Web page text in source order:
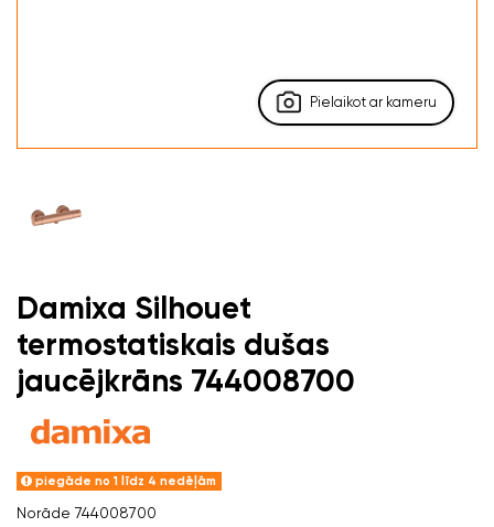
Pielaikot ar kameru
Damixa Silhouet
termostatiskais dušas
jaucējkrāns 744008700
piegāde no 1 līdz 4 nedēļām
Norāde 744008700